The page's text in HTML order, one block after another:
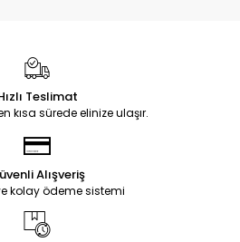
Teslimat
kısa sürede elinize ulaşır.
Alışveriş
kolay ödeme sistemi